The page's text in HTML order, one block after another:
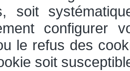
soit
configurer
le refus des
soit